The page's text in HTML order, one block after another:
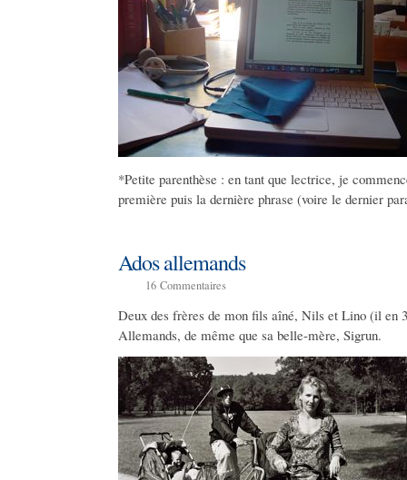
*Petite parenthèse : en tant que lectrice, je
première puis la dernière phrase (voire le dernier
Ados allemands
16 Commentaires
Deux des frères de mon fils aîné, Nils et Lino (il en
Allemands, de même que sa belle-mère, Sigrun.